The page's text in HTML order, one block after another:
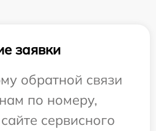
заявки
обратной связи
по номеру,
сервисного